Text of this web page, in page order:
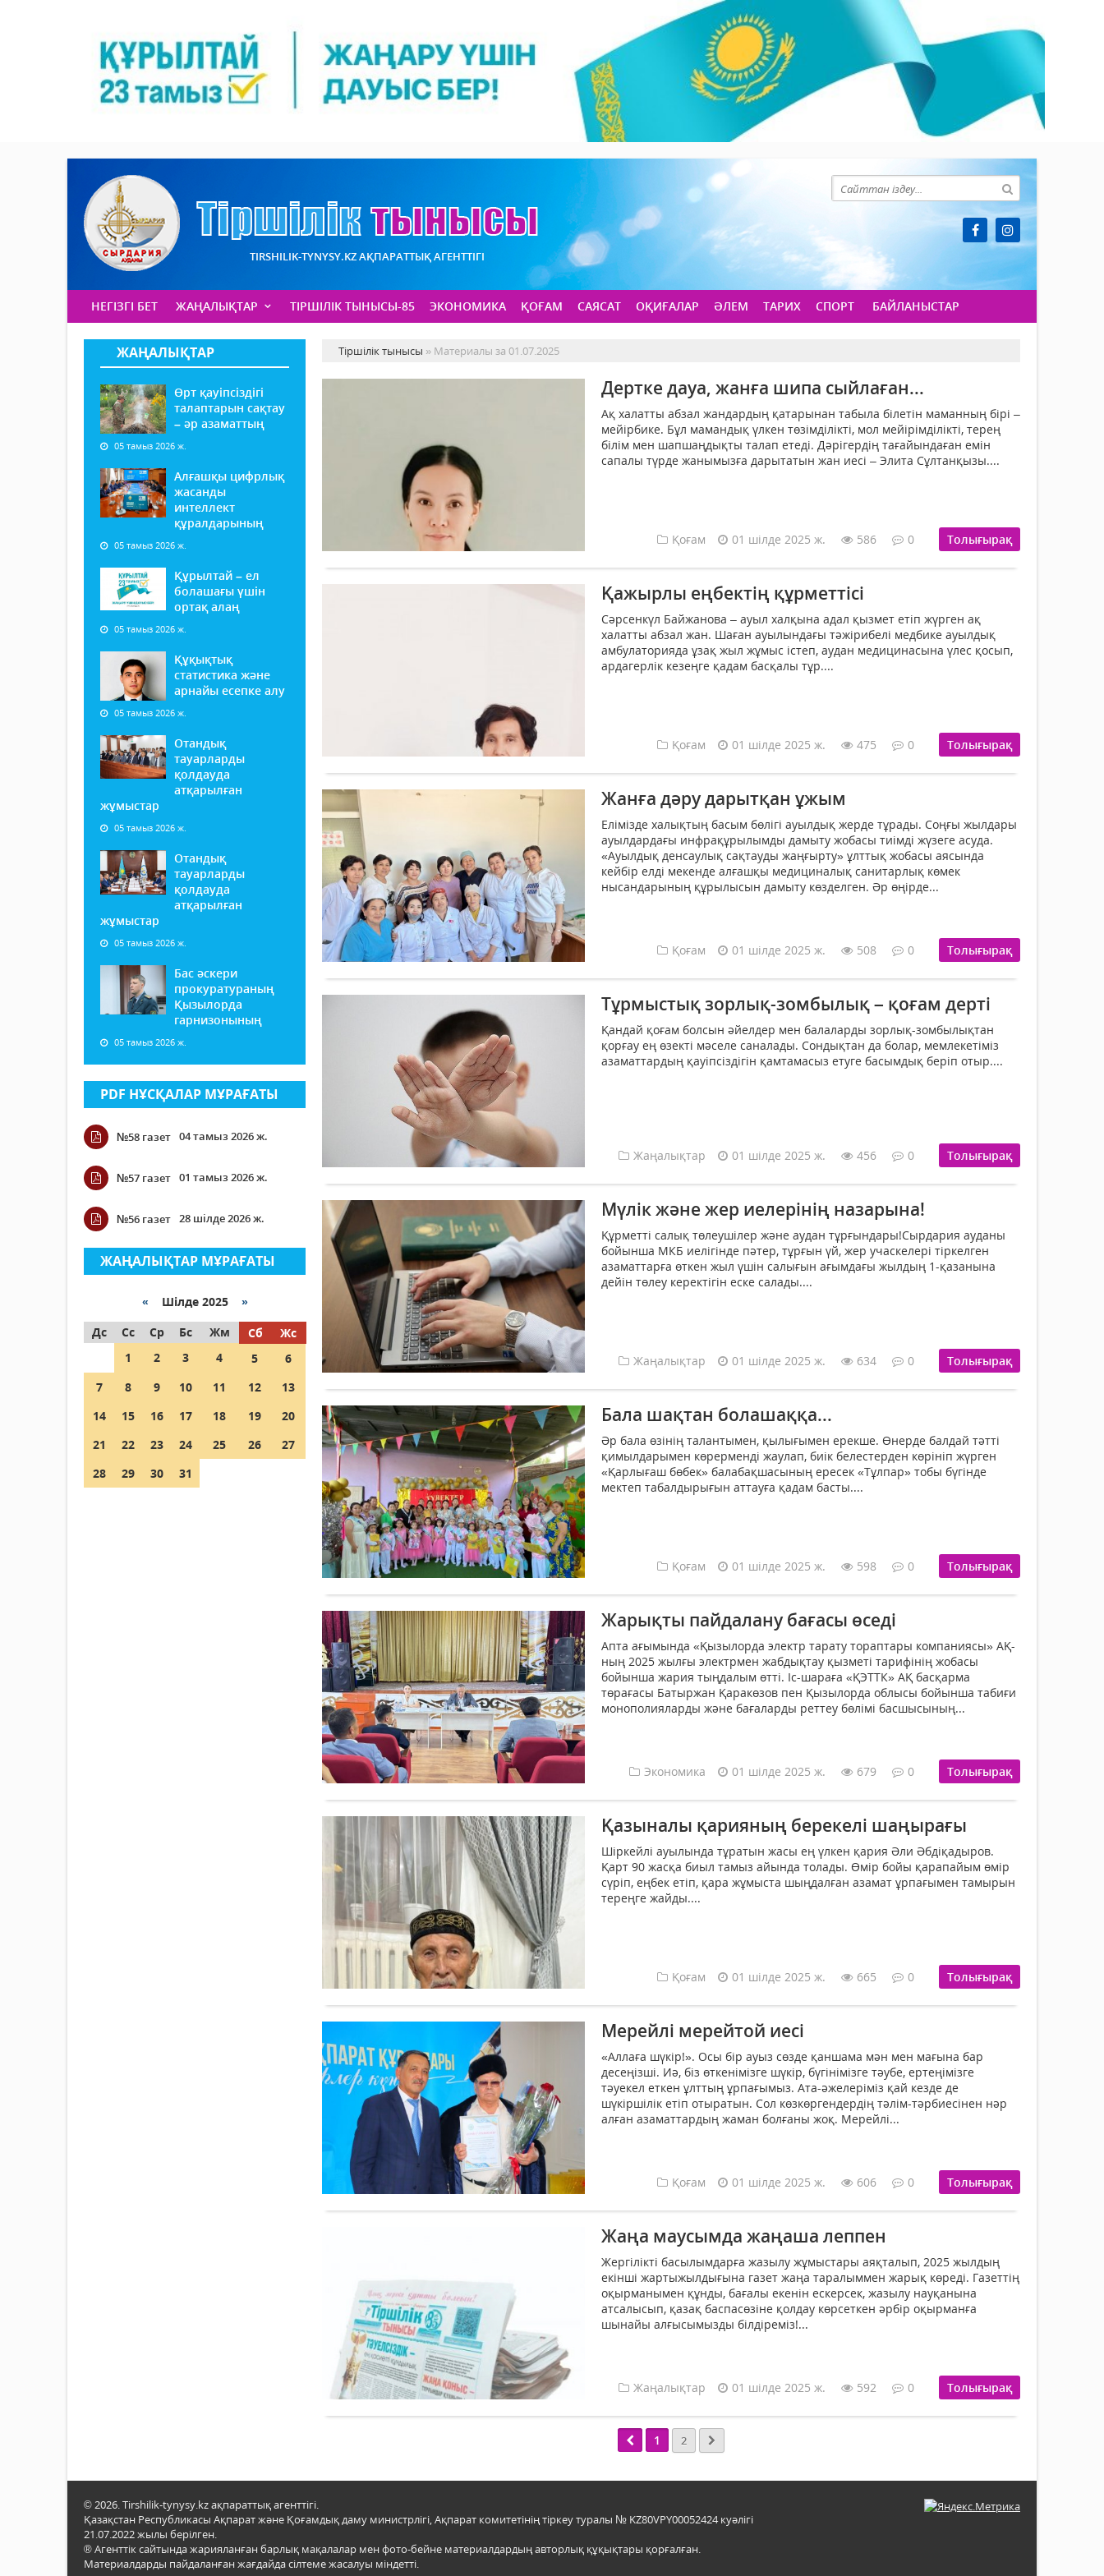
TIRSHILIK-TYNYSY.KZ АҚПАРАТТЫҚ АГЕНТТІГІ
НЕГІЗГІ БЕТ ЖАҢАЛЫҚТАР ТІРШІЛІК ТЫНЫСЫ-85 ЭКОНОМИКА ҚОҒАМ САЯСАТ ОҚИҒАЛАР ӘЛЕМ ТАРИХ СПОРТ БАЙЛАНЫСТАР
ЖАҢАЛЫҚТАР
Өрт қауіпсіздігі
талаптарын сақтау
– әр азаматтың
05 тамыз 2026 ж.
Алғашқы цифрлық
жасанды
интеллект
құралдарының
05 тамыз 2026 ж.
Құрылтай – ел
болашағы үшін
ортақ алаң
05 тамыз 2026 ж.
Құқықтық
статистика және
арнайы есепке алу
05 тамыз 2026 ж.
Отандық
тауарларды
қолдауда
атқарылған
жұмыстар
05 тамыз 2026 ж.
Отандық
тауарларды
қолдауда
атқарылған
жұмыстар
05 тамыз 2026 ж.
Бас әскери
прокуратураның
Қызылорда
гарнизонының
05 тамыз 2026 ж.
PDF НҰСҚАЛАР МҰРАҒАТЫ
№58 газет 04 тамыз 2026 ж.
№57 газет 01 тамыз 2026 ж.
№56 газет 28 шілде 2026 ж.
ЖАҢАЛЫҚТАР МҰРАҒАТЫ
« Шілде 2025 »
Дс
Сс Ср Бс Жм Сб
Жс
1
2 3 4 5
6
7
8 9 10 11 12
13
14
15 16 17 18 19
20
21
22 23 24 25 26
27
28
29 30 31
Тіршілік тынысы » Материалы за 01.07.2025
Дертке дауа, жанға шипа сыйлаған...
Ақ халатты абзал жандардың қатарынан табыла білетін маманның бірі –
мейірбике. Бұл мамандық үлкен төзімділікті, мол мейірімділікті, терең
білім мен шапшаңдықты талап етеді. Дәрігердің тағайындаған емін
сапалы түрде жанымызға дарытатын жан иесі – Элита Сұлтанқызы....
Қоғам 01 шілде 2025 ж. 586 0 Толығырақ
Қажырлы еңбектің құрметтісі
Сәрсенкүл Байжанова – ауыл халқына адал қызмет етіп жүрген ақ
халатты абзал жан. Шаған ауылындағы тәжірибелі медбике ауылдық
амбулаторияда ұзақ жыл жұмыс істеп, аудан медицинасына үлес қосып,
ардагерлік кезеңге қадам басқалы тұр....
Қоғам 01 шілде 2025 ж. 475 0 Толығырақ
Жанға дәру дарытқан ұжым
Елімізде халықтың басым бөлігі ауылдық жерде тұрады. Соңғы жылдары
ауылдардағы инфрақұрылымды дамыту жобасы тиімді жүзеге асуда.
«Ауылдық денсаулық сақтауды жаңғырту» ұлттық жобасы аясында
кейбір елді мекенде алғашқы медициналық санитарлық көмек
нысандарының құрылысын дамыту көзделген. Әр өңірде...
Қоғам 01 шілде 2025 ж. 508 0 Толығырақ
Тұрмыстық зорлық-зомбылық – қоғам дерті
Қандай қоғам болсын әйелдер мен балаларды зорлық-зомбылықтан
қорғау ең өзекті мәселе саналады. Сондықтан да болар, мемлекетіміз
азаматтардың қауіпсіздігін қамтамасыз етуге басымдық беріп отыр....
Жаңалықтар 01 шілде 2025 ж. 456 0 Толығырақ
Мүлік және жер иелерінің назарына!
Құрметті салық төлеушілер және аудан тұрғын­дары!Сырдария ауданы
бойынша МКБ иелігінде пәтер, тұрғын үй, жер учаскелері тіркелген
азаматтарға өткен жыл үшін салығын ағымдағы жылдың 1-қазанына
дейін төлеу керектігін еске салады....
Жаңалықтар 01 шілде 2025 ж. 634 0 Толығырақ
Бала шақтан болашаққа...
Әр бала өзінің талантымен, қылығымен ерекше. Өнерде балдай тәтті
қимылдарымен көрерменді жаулап, биік белестерден көрініп жүрген
«Қарлығаш бөбек» балабақшасының ересек «Тұлпар» тобы бүгінде
мектеп табалдырығын аттауға қадам бас­ты....
Қоғам 01 шілде 2025 ж. 598 0 Толығырақ
Жарықты пайдалану бағасы өседі
Апта ағымында «Қызылорда электр тарату тораптары компаниясы» АҚ-
ның 2025 жылғы электрмен жабдықтау қызметі тарифінің жобасы
бойынша жария тыңдалым өтті. Іс-шараға «ҚЭТТК» АҚ басқарма
төрағасы Батыржан Қаракөзов пен Қызылорда облысы бойынша табиғи
монополияларды және бағаларды реттеу бөлімі басшысының...
Экономика 01 шілде 2025 ж. 679 0 Толығырақ
Қазыналы қарияның берекелі шаңырағы
Шіркейлі ауылында тұратын жасы ең үлкен қария Әли Әбдіқадыров.
Қарт 90 жасқа биыл тамыз айында толады. Өмір бойы қарапайым өмір
сүріп, еңбек етіп, қара жұмыста шыңдалған азамат ұрпағымен тамырын
тереңге жайды....
Қоғам 01 шілде 2025 ж. 665 0 Толығырақ
Мерейлі мерейтой иесі
«Аллаға шүкір!». Осы бір ауыз сөзде қаншама мән мен мағына бар
десеңізші. Иә, біз өткенімізге шүкір, бүгінімізге тәубе, ертеңімізге
тәуекел еткен ұлттың ұрпағымыз. Ата-әжелеріміз қай кезде де
шүкіршілік етіп отыратын. Сол көзкөргендердің тәлім-тәрбиесінен нәр
алған азаматтардың жаман болғаны жоқ. Мерейлі...
Қоғам 01 шілде 2025 ж. 606 0 Толығырақ
Жаңа маусымда жаңаша леппен
Жергілікті басылымдарға жазылу жұмыстары аяқталып, 2025 жылдың
екінші жартыжылдығына газет жаңа таралыммен жарық көреді. Газеттің
оқырманымен құнды, бағалы екенін ескерсек, жазылу науқанына
атсалысып, қазақ баспасөзіне қолдау көрсеткен әрбір оқырманға
шынайы алғысымызды білдіреміз!...
Жаңалықтар 01 шілде 2025 ж. 592 0 Толығырақ
1 2
© 2026. Tirshilik-tynysy.kz ақпараттық агенттігі.
Қазақстан Республикасы Ақпарат және Қоғамдық даму министрлігі, Ақпарат комитетінің тіркеу туралы № KZ80VPY00052424 куәлігі
21.07.2022 жылы берілген.
® Агенттік сайтында жарияланған барлық мақалалар мен фото-бейне материалдардың авторлық құқықтары қорғалған.
Материалдарды пайдаланған жағдайда сілтеме жасалуы міндетті.